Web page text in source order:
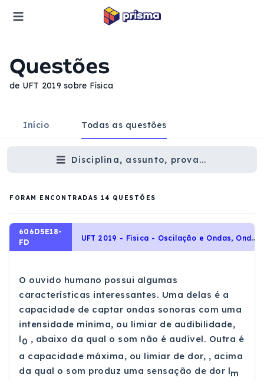
Questões
de UFT 2019 sobre Física
Início Todas as questões
Disciplina, assunto, prova...
FORAM ENCONTRADAS 14 QUESTÕES
606D5E18-
FD
U
FT 2019 - Física - Oscilação e Ondas, Ondas e Propriedades Ondulatórias, Acústica
O ouvido humano possui algumas
características interessantes. Uma delas é a
capacidade de captar ondas sonoras com uma
intensidade mínima, ou limiar de audibilidade,
l0 , abaixo da qual o som não é audível. Outra é
a capacidade máxima, ou limiar de dor, , acima
da qual o som produz uma sensação de dor lm